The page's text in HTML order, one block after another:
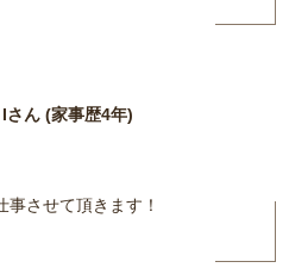
さん (家事歴4年)
事させて頂きます！